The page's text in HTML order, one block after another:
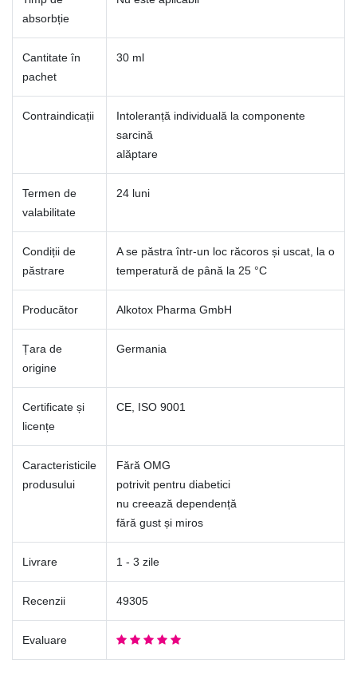
absorbție
Cantitate în
pachet
30 ml
Contraindicații
Intoleranță individuală la componente
sarcină
alăptare
Termen de
valabilitate
24 luni
Condiții de
păstrare
A se păstra într-un loc răcoros și uscat, la o
temperatură de până la 25 °C
Producător Alkotox Pharma GmbH
Țara de
origine
Germania
Certificate și
licențe
CE, ISO 9001
Caracteristicile
produsului
Fără OMG
potrivit pentru diabetici
nu creează dependență
fără gust și miros
Livrare 1 - 3 zile
Recenzii 49305
Evaluare